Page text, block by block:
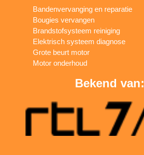
Bandenvervanging en reparatie
Bougies vervangen
Brandstofsysteem reiniging
Elektrisch systeem diagnose
Grote beurt motor
Motor onderhoud
Bekend van: